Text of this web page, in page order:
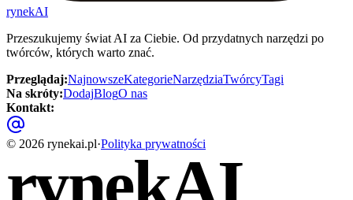
rynekAI
Przeszukujemy świat AI za Ciebie. Od przydatnych narzędzi po
twórców, których warto znać.
Przeglądaj:NajnowszeKategorieNarzędziaTwórcyTagi
Na skróty:DodajBlogO nas
Kontakt:
© 2026 rynekai.pl·Polityka prywatności